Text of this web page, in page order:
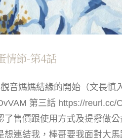
情節-第4話
音媽媽結緣的開始（文長
第三話 https://
了售價跟使用方式及提撥做
想連結我，棒哥要我面對大